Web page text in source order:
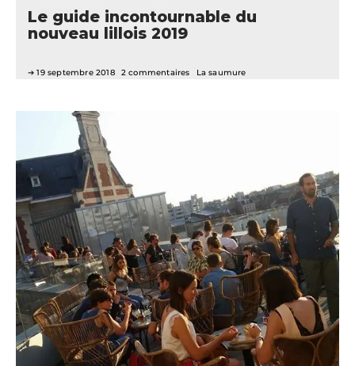
Le guide incontournable du
nouveau lillois 2019
19 septembre 2018 2 commentaires La saumure